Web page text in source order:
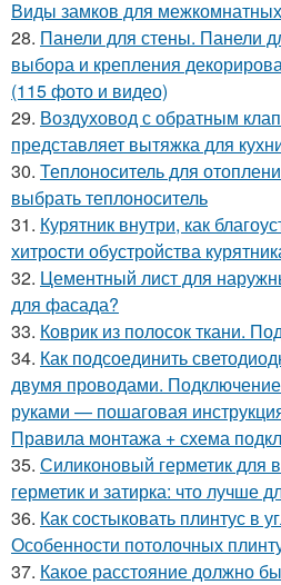
Виды замков для
28. Панели для стены. Панели
выбора и крепления
(115 фото и видео)
29. Воздуховод с обратным
представляет вытяжка для
30. Теплоноситель для
выбрать теплоноситель
31. Курятник внутри, как
хитрости обустройства
32. Цементный лист для
для фасада?
33. Коврик из полосок ткани.
34. Как подсоединить
двумя проводами.
руками — пошаговая
Правила монтажа + схема
35. Силиконовый герметик для
герметик и затирка: что лучше
36. Как состыковать плинтус в
Особенности потолочных
37. Какое расстояние должно